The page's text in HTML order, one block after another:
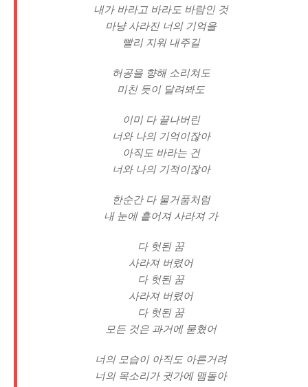
내가 바라고 바라도 바람인 것
마냥 사라진 너의 기억을
빨리 지워 내주길
허공을 향해 소리쳐도
미친 듯이 달려봐도
이미 다 끝나버린
너와 나의 기억이잖아
아직도 바라는 건
너와 나의 기적이잖아
한순간 다 물거품처럼
내 눈에 흩어져 사라져 가
다 헛된 꿈
사라져 버렸어
다 헛된 꿈
사라져 버렸어
다 헛된 꿈
모든 것은 과거에 묻혔어
너의 모습이 아직도 아른거려
너의 목소리가 귓가에 맴돌아